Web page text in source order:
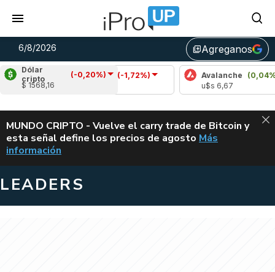
6/8/2026 library_addAgreganos
Dólar
cripto
(-0,20%)
$ 1568,16
Cardano (-1,72%)
Avalanche
(0,04%)
u$s 6,67
ALERTA
MUNDO CRIPTO - Vuelve el carry trade de Bitcoin y
esta señal define los precios de agosto VUELVE EL
Más
información
LEADERS